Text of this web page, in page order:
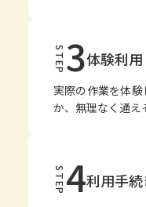
STEP3体験利用
実際の作業を体
か、無理なく通え
STEP4利用手続